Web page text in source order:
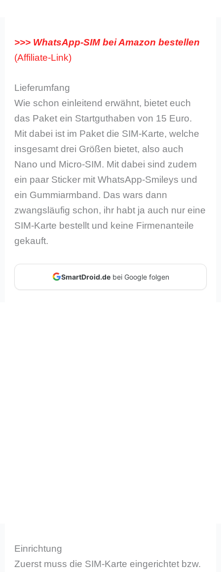
>>> WhatsApp-SIM bei Amazon bestellen
Lieferumfang
Wie schon einleitend erwähnt, bietet euch
das Paket ein Startguthaben von 15 Euro.
Mit dabei ist im Paket die SIM-Karte, welche
insgesamt drei Größen bietet, also auch
Nano und Micro-SIM. Mit dabei sind zudem
ein paar Sticker mit WhatsApp-Smileys und
ein Gummiarmband. Das wars dann
zwangsläufig schon, ihr habt ja auch nur eine
SIM-Karte bestellt und keine Firmenanteile
gekauft.
SmartDroid.debei Google folgen
Einrichtung
Zuerst muss die SIM-Karte eingerichtet bzw.